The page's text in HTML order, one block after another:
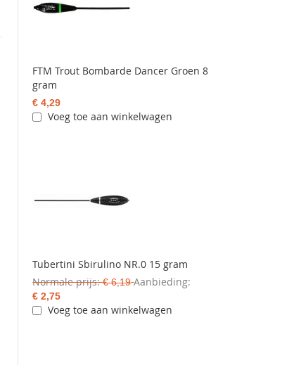
FTM Trout Bombarde Dancer Groen 8
gram
€ 4,29
Voeg toe aan winkelwagen
Tubertini Sbirulino NR.0 15 gram
Normale prijs € 6,19 Aanbieding
€ 2,75
Voeg toe aan winkelwagen